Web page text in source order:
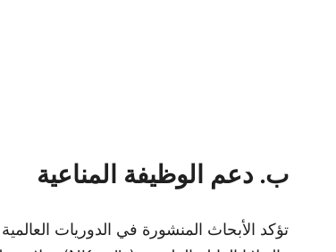
ب. دعم الوظيفة المناعية